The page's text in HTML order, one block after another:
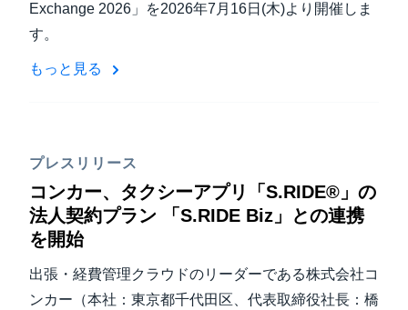
Exchange 2026」を2026年7月16日(木)より開催しま
す。
もっと見る
プレスリリース
コンカー、タクシーアプリ「S.RIDE®」の
法人契約プラン 「S.RIDE Biz」との連携
を開始
出張・経費管理クラウドのリーダーである株式会社コ
ンカー（本社：東京都千代田区、代表取締役社長：橋